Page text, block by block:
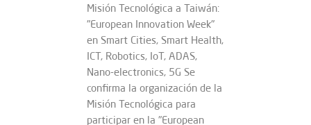
Misión Tecnológica a Taiwán:
"European Innovation Week"
en Smart Cities, Smart Health,
ICT, Robotics, IoT, ADAS,
Nano-electronics, 5G Se
confirma la organización de la
Misión Tecnológica para
participar en la "European